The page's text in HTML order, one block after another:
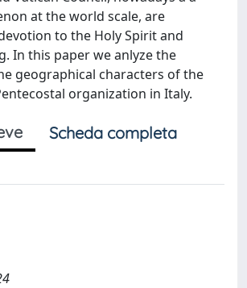
at the world scale, are
to the Holy Spirit and
In this paper we anlyze the
geographical characters of the
organization in Italy.
Scheda completa